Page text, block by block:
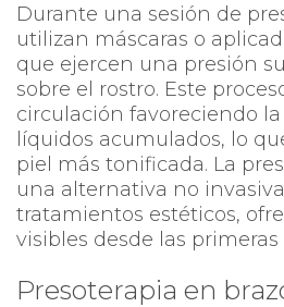
Durante una sesión de
utilizan máscaras o
que ejercen una presión
sobre el rostro. Este
circulación favoreciendo
líquidos acumulados, lo
piel más tonificada. La
una alternativa no
tratamientos estéticos,
visibles desde las primeras
Presoterapia en